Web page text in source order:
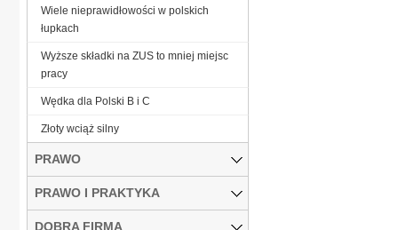
Wiele nieprawidłowości w polskich
łupkach
Wyższe składki na ZUS to mniej miejsc
pracy
Wędka dla Polski B i C
Złoty wciąż silny
PRAWO
PRAWO I PRAKTYKA
DOBRA FIRMA